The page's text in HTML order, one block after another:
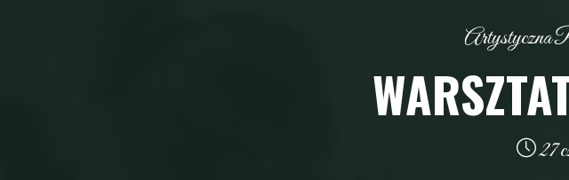
Artystyczna
27